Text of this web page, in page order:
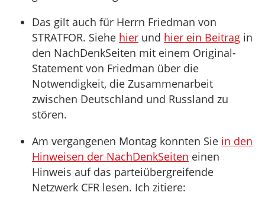
Das gilt auch für Herrn Friedman von
STRATFOR. Siehe hier und hier ein Beitrag in
den NachDenkSeiten mit einem Original-
Statement von Friedman über die
Notwendigkeit, die Zusammenarbeit
zwischen Deutschland und Russland zu
stören.
Am vergangenen Montag konnten Sie in den
Hinweisen der NachDenkSeiten einen
Hinweis auf das parteiübergreifende
Netzwerk CFR lesen. Ich zitiere: